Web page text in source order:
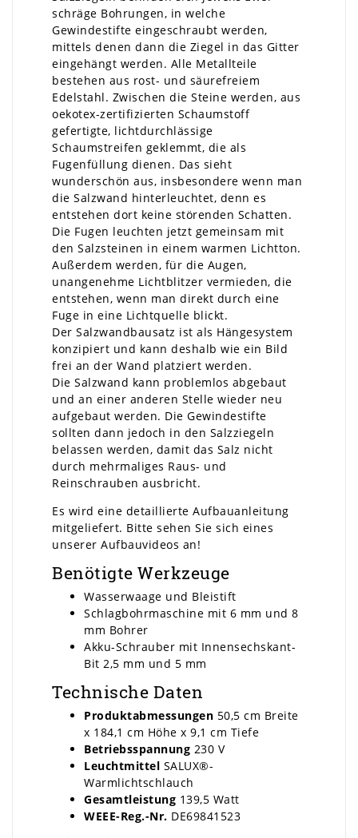
schräge Bohrungen, in welche
Gewindestifte eingeschraubt werden,
mittels denen dann die Ziegel in das Gitter
eingehängt werden. Alle Metallteile
bestehen aus rost- und säurefreiem
Edelstahl. Zwischen die Steine werden, aus
oekotex-zertifizierten Schaumstoff
gefertigte, lichtdurchlässige
Schaumstreifen geklemmt, die als
Fugenfüllung dienen. Das sieht
wunderschön aus, insbesondere wenn man
die Salzwand hinterleuchtet, denn es
entstehen dort keine störenden Schatten.
Die Fugen leuchten jetzt gemeinsam mit
den Salzsteinen in einem warmen Lichtton.
Außerdem werden, für die Augen,
unangenehme Lichtblitzer vermieden, die
entstehen, wenn man direkt durch eine
Fuge in eine Lichtquelle blickt.
Der Salzwandbausatz ist als Hängesystem
konzipiert und kann deshalb wie ein Bild
frei an der Wand platziert werden.
Die Salzwand kann problemlos abgebaut
und an einer anderen Stelle wieder neu
aufgebaut werden. Die Gewindestifte
sollten dann jedoch in den Salzziegeln
belassen werden, damit das Salz nicht
durch mehrmaliges Raus- und
Reinschrauben ausbricht.
Es wird eine detaillierte Aufbauanleitung
mitgeliefert. Bitte sehen Sie sich eines
unserer Aufbauvideos an!
Benötigte Werkzeuge
Wasserwaage und Bleistift
Schlagbohrmaschine mit 6 mm und 8
mm Bohrer
Akku-Schrauber mit Innensechskant-
Bit 2,5 mm und 5 mm
Technische Daten
Produktabmessungen 50,5 cm Breite
x 184,1 cm Höhe x 9,1 cm Tiefe
Betriebsspannung 230 V
Leuchtmittel SALUX®-
Warmlichtschlauch
Gesamtleistung 139,5 Watt
WEEE-Reg.-Nr. DE69841523